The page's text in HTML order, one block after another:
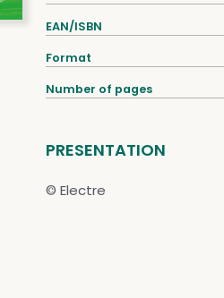
EAN/ISBN
Format
Number of pages
PRESENTATION
© Electre